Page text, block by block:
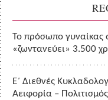
Το πρόσωπο γυναίκας
«ζωντανεύει» 3.500
Ε΄ Διεθνές
Αειφορία –